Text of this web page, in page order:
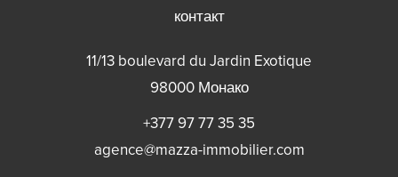
контакт
11/13 boulevard du Jardin Exotique
98000Монако
+377 97 77 35 35
agence@mazza-immobilier.com